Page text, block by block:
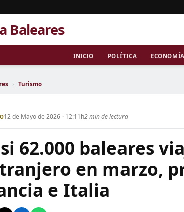
Baleares
INICIO POLÍTICA ECONOMÍA
› Turismo
12 de Mayo de 2026 · 12:11h2 min de lectura
62.000 baleares
en marzo,
e Italia